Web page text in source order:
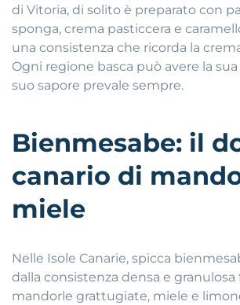
di Vitoria, di solito è preparato con
sponga, crema pasticcera e
una consistenza che ricorda la
Ogni regione basca può avere la sua
suo sapore prevale sempre.
Bienmesabe: il
canario di
miele
Nelle Isole Canarie, spicca
dalla consistenza densa e
mandorle grattugiate, miele e